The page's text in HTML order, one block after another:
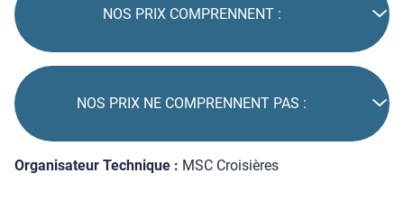
NOS PRIX COMPRENNENT :
NOS PRIX NE COMPRENNENT PAS :
Organisateur Technique : MSC Croisières